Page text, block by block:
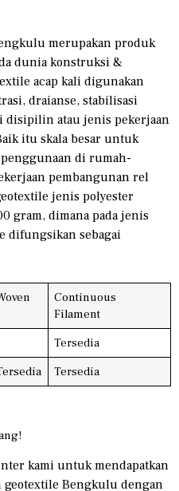
merupakan produk
dunia konstruksi &
acap kali digunakan
draianse, stabilisasi
disipilin atau jenis pekerjaan
itu skala besar untuk
di rumah-
pembangunan rel
jenis polyester
gram, dimana pada jenis
difungsikan sebagai
Continuous
Filament
Tersedia
Tersedia
kami untuk mendapatkan
geotextile Bengkulu dengan